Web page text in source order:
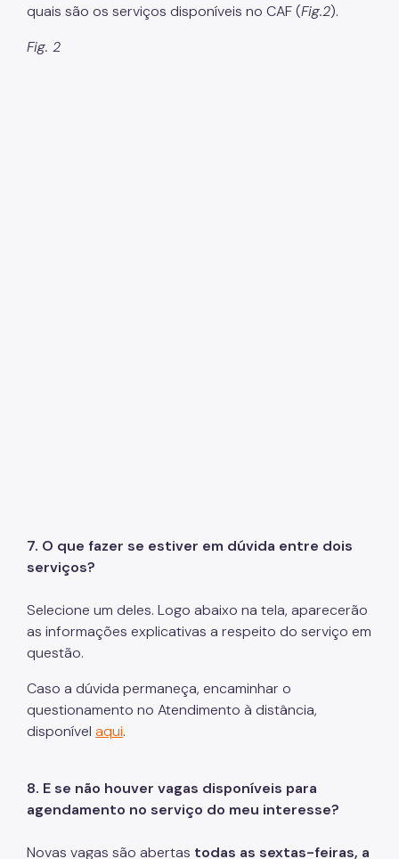
quais são os serviços disponíveis no CAF (Fig.2).
Fig. 2
7. O que fazer se estiver em dúvida entre dois
serviços?
Selecione um deles. Logo abaixo na tela, aparecerão
as informações explicativas a respeito do serviço em
questão.
Caso a dúvida permaneça, encaminhar o
questionamento no Atendimento à distância,
disponível aqui.
8. E se não houver vagas disponíveis para
agendamento no serviço do meu interesse?
Novas vagas são abertas todas as sextas-feiras, a